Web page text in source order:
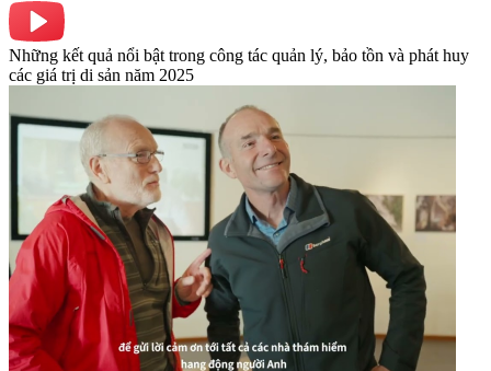
Những kết quả nổi bật trong công tác quản lý, bảo tồn và phát huy
các giá trị di sản năm 2025